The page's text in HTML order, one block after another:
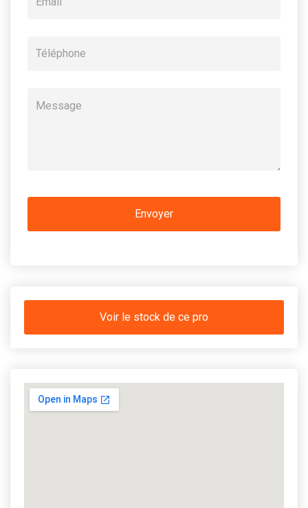
Voir le stock de ce pro